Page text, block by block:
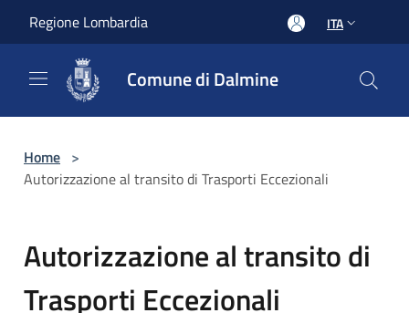
Regione Lombardia ITA
Comune di Dalmine
Home >
Autorizzazione al transito di Trasporti Eccezionali
Autorizzazione al transito di
Trasporti Eccezionali